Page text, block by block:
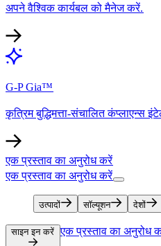
अपने वैश्विक कार्यबल को मैनेज करें.​​
G-P Gia™​​
कृत्रिम बुद्धिमत्ता-संचालित कंप्लाएन्स
एक प्रस्ताव का अनुरोध करें​​
एक प्रस्ताव का अनुरोध करें​​
उत्पादों​​ सॉल्यूशन​​ देशों​​
साइन इन करें​​ एक प्रस्ताव का अनुरोध